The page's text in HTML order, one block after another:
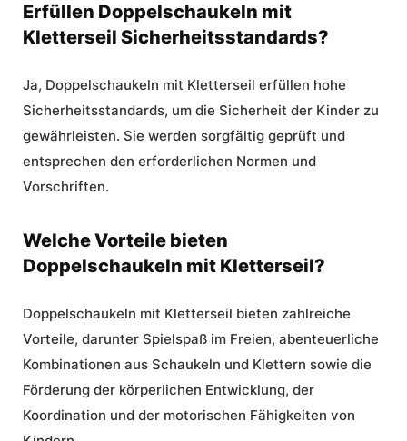
Erfüllen Doppelschaukeln mit
Kletterseil Sicherheitsstandards?
Ja, Doppelschaukeln mit Kletterseil erfüllen hohe
Sicherheitsstandards, um die Sicherheit der Kinder zu
gewährleisten. Sie werden sorgfältig geprüft und
entsprechen den erforderlichen Normen und
Vorschriften.
Welche Vorteile bieten
Doppelschaukeln mit Kletterseil?
Doppelschaukeln mit Kletterseil bieten zahlreiche
Vorteile, darunter Spielspaß im Freien, abenteuerliche
Kombinationen aus Schaukeln und Klettern sowie die
Förderung der körperlichen Entwicklung, der
Koordination und der motorischen Fähigkeiten von